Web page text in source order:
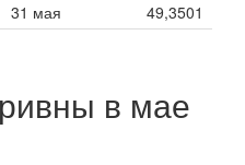
31 мая 49,3501
в мае